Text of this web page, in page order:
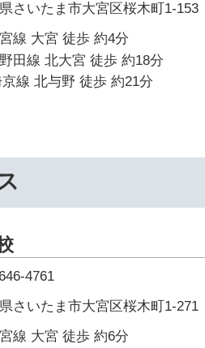
さいたま市大宮区桜木町1-153
線 大宮 徒歩 約4分
田線 北大宮 徒歩 約18分
線 北与野 徒歩 約21分
4761
さいたま市大宮区桜木町1-271
線 大宮 徒歩 約6分